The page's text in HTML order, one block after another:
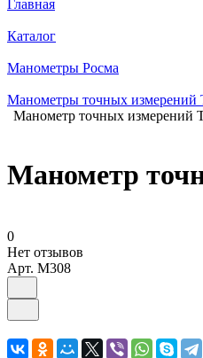
Главная
Каталог
Манометры Росма
Манометры точных
Манометр точных
Манометр
0
Нет отзывов
Арт. M308